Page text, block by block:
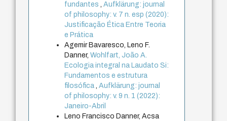
fundantes,Aufklärung: journal
of philosophy: v. 7 n. esp (2020):
Justificação Ética Entre Teoria
e Prática
Agemir Bavaresco, Leno F.
Danner,Wohlfart, João A.
Ecologia integral na Laudato Si:
Fundamentos e estrutura
filosófica,Aufklärung: journal
of philosophy: v. 9 n. 1 (2022):
Janeiro-Abril
Leno Francisco Danner, Acsa